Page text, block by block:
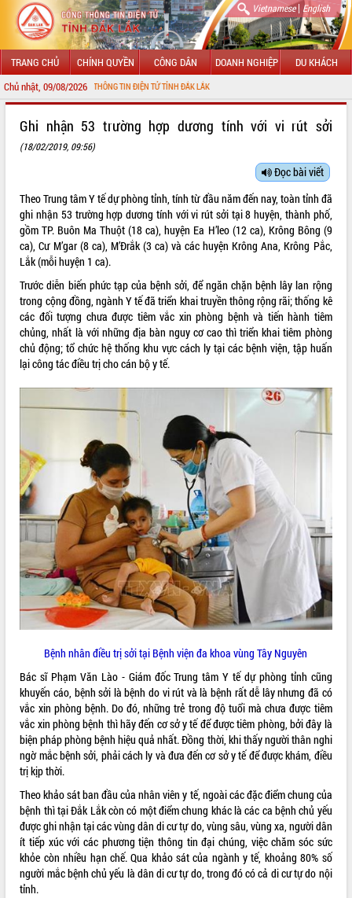
Vietnamese| English
TRANG CHỦ CHÍNH QUYỀN CÔNG DÂN DOANH NGHIỆP DU KHÁCH
Chủ nhật, 09/08/2026
VỚI CỔNG THÔNG TIN ĐIỆN TỬ TỈNH ĐẮK LẮK
LÃNH ĐẠO UBND TỈNH
SỞ, BAN, NGÀNH
UBND CÁC XÃ, PHƯỜNG
THÔNG TIN CHỈ ĐẠO ĐIỀU HÀNH
HỆ THỐNG VĂN BẢN
VĂN BẢN HĐND TỈNH
ĐIỂM TIN VĂN BẢN
QUY HOẠCH - KẾ HOẠCH
VIDEO
Không có file video nào để phát.
ALBUM ẢNH
Ghi nhận 53 trường hợp dương tính với vi rút sởi
(18/02/2019, 09:56)
Đọc bài viết
Theo Trung tâm Y tế dự phòng tỉnh, tính từ đầu năm đến nay, toàn tỉnh đã
ghi nhận 53 trường hợp dương tính với vi rút sởi tại 8 huyện, thành phố,
gồm TP. Buôn Ma Thuột (18 ca), huyện Ea H’leo (12 ca), Krông Bông (9
ca), Cư M’gar (8 ca), M’Đrắk (3 ca) và các huyện Krông Ana, Krông Pắc,
Lắk (mỗi huyện 1 ca).
Trước diễn biến phức tạp của bệnh sởi, để ngăn chặn bệnh lây lan rộng
trong cộng đồng, ngành Y tế đã triển khai truyền thông rộng rãi; thống kê
các đối tượng chưa được tiêm vắc xin phòng bệnh và tiến hành tiêm
chủng, nhất là với những địa bàn nguy cơ cao thì triển khai tiêm phòng
chủ động; tổ chức hệ thống khu vực cách ly tại các bệnh viện, tập huấn
lại công tác điều trị cho cán bộ y tế.
Bệnh nhân điều trị sởi tại Bệnh viện đa khoa vùng Tây Nguyên
Bác sĩ Phạm Văn Lào - Giám đốc Trung tâm Y tế dự phòng tỉnh cũng
khuyến cáo, bệnh sởi là bệnh do vi rút và là bệnh rất dễ lây nhưng đã có
vắc xin phòng bệnh. Do đó, những trẻ trong độ tuổi mà chưa được tiêm
vắc xin phòng bệnh thì hãy đến cơ sở y tế để được tiêm phòng, bởi đây là
biện pháp phòng bệnh hiệu quả nhất. Đồng thời, khi thấy người thân nghi
ngờ mắc bệnh sởi, phải cách ly và đưa đến cơ sở y tế để được khám, điều
trị kịp thời.
Theo khảo sát ban đầu của nhân viên y tế, ngoài các đặc điểm chung của
bệnh thì tại Đắk Lắk còn có một điểm chung khác là các ca bệnh chủ yếu
được ghi nhận tại các vùng dân di cư tự do, vùng sâu, vùng xa, người dân
ít tiếp xúc với các phương tiện thông tin đại chúng, việc chăm sóc sức
khỏe còn nhiều hạn chế. Qua khảo sát của ngành y tế, khoảng 80% số
người mắc bệnh chủ yếu là dân di cư tự do, trong đó có cả di cư tự do nội
tỉnh.